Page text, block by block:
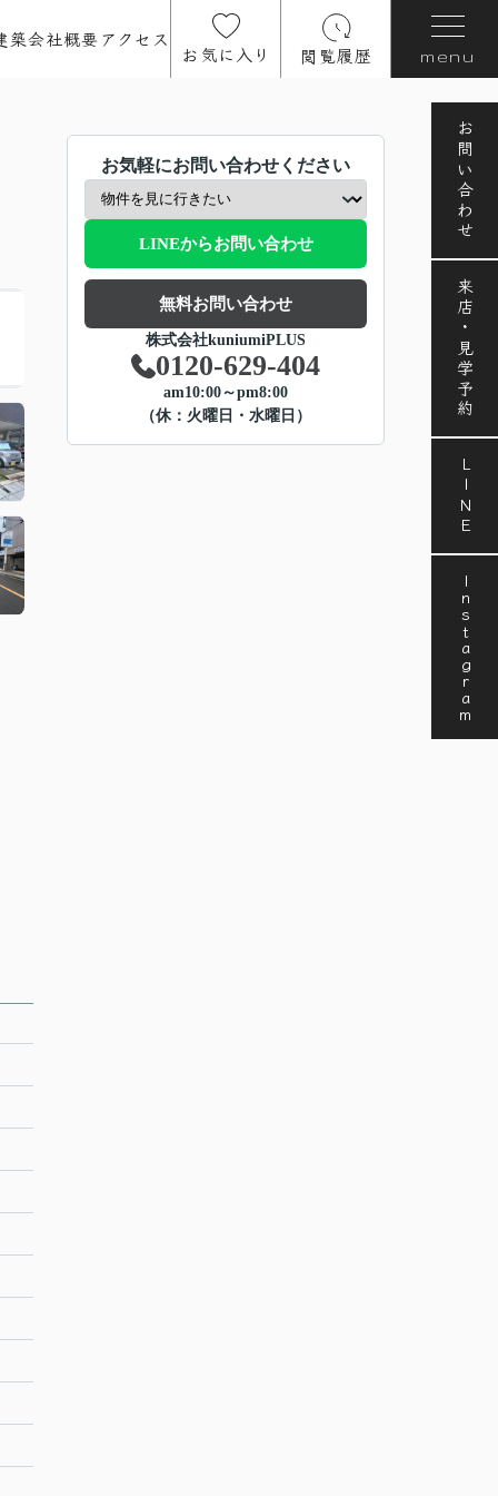
築会社概要アクセス
お気に入り 閲覧履歴 menu
お問い合わせ
来店・見学予約
LINE
Instagram
お気軽にお問い合わせください
LINEからお問い合わせ
無料お問い合わせ
株式会社kuniumiPLUS
0120-629-404
am10:00～pm8:00
（休：火曜日・水曜日）